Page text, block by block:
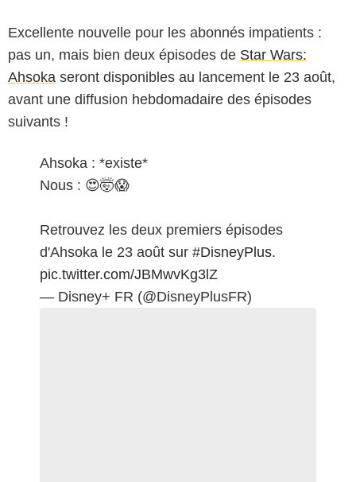
Excellente nouvelle pour les abonnés impatients :
pas un, mais bien deux épisodes de Star Wars:
Ahsoka seront disponibles au lancement le 23 août,
avant une diffusion hebdomadaire des épisodes
suivants !
Ahsoka : *existe*
Nous : 😍🤯😱
Retrouvez les deux premiers épisodes
d'Ahsoka le 23 août sur #DisneyPlus.
pic.twitter.com/JBMwvKg3lZ
— Disney+ FR (@DisneyPlusFR)